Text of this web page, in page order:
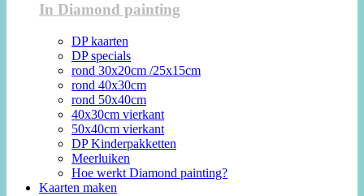
In Diamond painting
DP kaarten
DP specials
rond 30x20cm /25x15cm
rond 40x30cm
rond 50x40cm
40x30cm vierkant
50x40cm vierkant
DP Kinderpakketten
Meerluiken
Hoe werkt Diamond painting?
Kaarten maken